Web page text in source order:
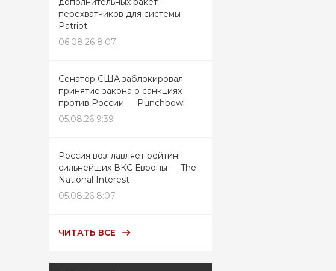
перехватчиков для системы
Patriot
06.08.26 8:07
Сенатор США заблокировал
принятие закона о санкциях
против России — Punchbowl
05.08.26 9:39
Россия возглавляет рейтинг
сильнейших ВКС Европы — The
National Interest
05.08.26 8:07
ЧИТАТЬ ВСЕ